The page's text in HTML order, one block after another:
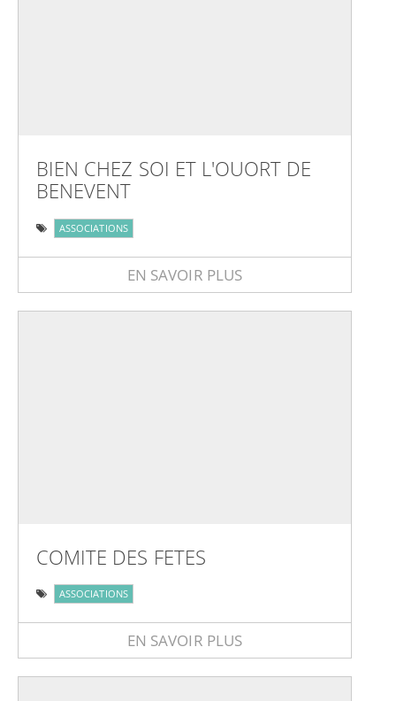
BIEN CHEZ SOI ET L'OUORT DE
BENEVENT
ASSOCIATIONS
EN SAVOIR PLUS
COMITE DES FETES
ASSOCIATIONS
EN SAVOIR PLUS